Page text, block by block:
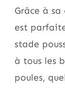
Grâce à
est
stade
à tous les
poules,